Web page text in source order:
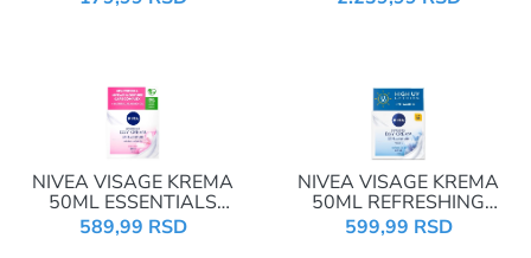
PIGMENTFLECKEN 94429
NIVEA VISAGE KREMA
50ML ESSENTIALS
HIDRATANTNA DNEVNA
ZA SUVU KOŽU 81244
589,99 RSD
NIVEA VISAGE KREMA
50ML REFRESHING
VITAMIN E SPF30
DNEVNA 81283
599,99 RSD